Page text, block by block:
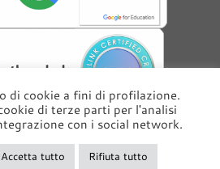
di cookie a fini di profilazione.
di terze parti per l'analisi
con i social network.
Accetta tutto Rifiuta tutto